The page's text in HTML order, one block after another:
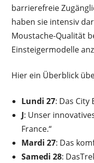
barrierefreie
haben sie intensiv
Moustache-Qualität
Einsteigermodelle
Hier ein Überblick
Lundi 27: Das City
J: Unser
France.“
Mardi 27: Das
Samedi 28: